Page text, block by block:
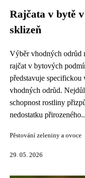
Rajčata v bytě
sklizeň
Výběr vhodných odrůd
rajčat v bytových
představuje
vhodných odrůd.
schopnost rostliny
nedostatku
Pěstování zeleniny a ovoce
29. 05. 2026